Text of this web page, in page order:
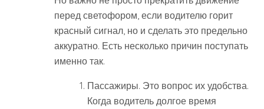
перед светофором, если водителю горит
красный сигнал, но и сделать это предельно
аккуратно. Есть несколько причин поступать
именно так.
Пассажиры. Это вопрос их удобства.
Когда водитель долгое время